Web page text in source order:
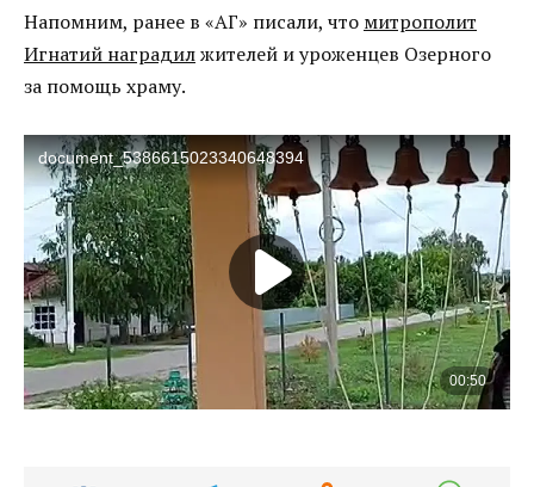
Напомним, ранее в «АГ» писали, что митрополит
Игнатий наградилжителей и уроженцев Озерного
за помощь храму.